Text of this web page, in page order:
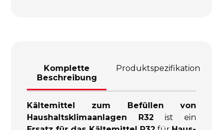
Komplette
Beschreibung
Produktspezifikation
Kältemittel zum Befüllen von
Haushaltsklimaanlagen R32 ist ein